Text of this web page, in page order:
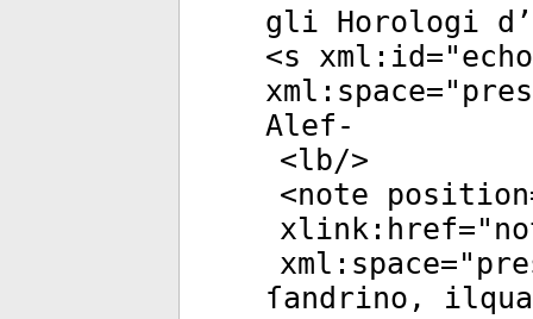
gli Horologi
<s xml:id="
xml:space="
Alef-
<lb/>
<note position
xlink:href="
xml:space="
ſandrino,